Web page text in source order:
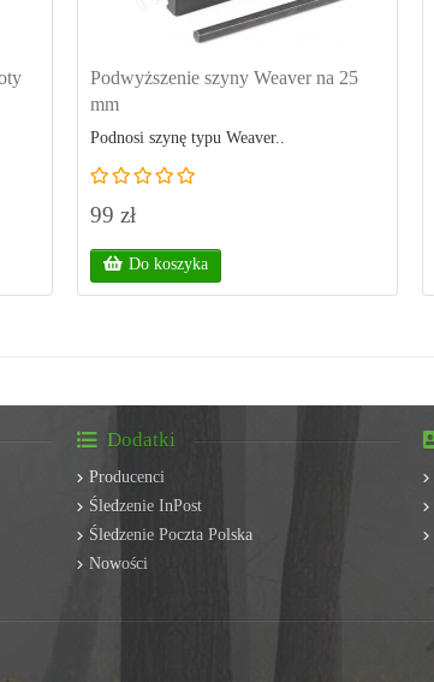
Podwyższenie szyny Weaver na 25
mm
Podnosi szynę typu Weaver..
99 zł
Do koszyka
Dodatki
Producenci
Śledzenie InPost
Śledzenie Poczta Polska
Nowości